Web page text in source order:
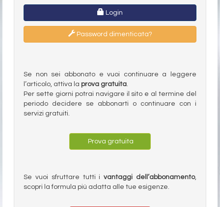
Login
Password dimenticata?
Se non sei abbonato e vuoi continuare a leggere
l’articolo, attiva la prova gratuita.
Per sette giorni potrai navigare il sito e al termine del
periodo decidere se abbonarti o continuare con i
servizi gratuiti.
Prova gratuita
Se vuoi sfruttare tutti ivantaggi dell’abbonamento,
scopri la formula più adatta alle tue esigenze.